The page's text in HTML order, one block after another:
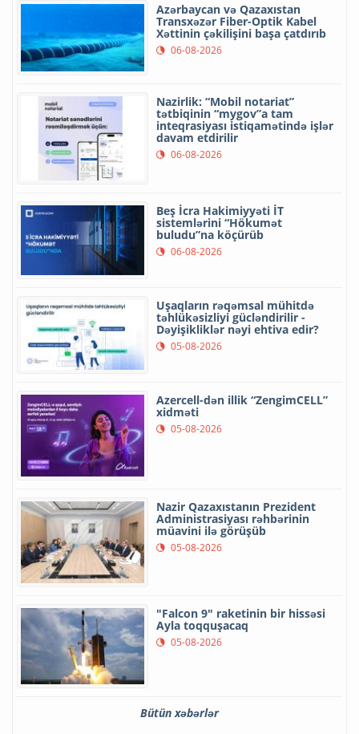
Azərbaycan və Qazaxıstan
Transxəzər Fiber-Optik Kabel
Xəttinin çəkilişini başa çatdırıb
06-08-2026
Nazirlik: “Mobil notariat”
tətbiqinin “mygov”a tam
inteqrasiyası istiqamətində işlər
davam etdirilir
06-08-2026
Beş İcra Hakimiyyəti İT
sistemlərini “Hökumət
buludu”na köçürüb
06-08-2026
Uşaqların rəqəmsal mühitdə
təhlükəsizliyi gücləndirilir -
Dəyişikliklər nəyi ehtiva edir?
05-08-2026
Azercell-dən illik “ZengimCELL”
xidməti
05-08-2026
Nazir Qazaxıstanın Prezident
Administrasiyası rəhbərinin
müavini ilə görüşüb
05-08-2026
"Falcon 9" raketinin bir hissəsi
Ayla toqquşacaq
05-08-2026
Bütün xəbərlər